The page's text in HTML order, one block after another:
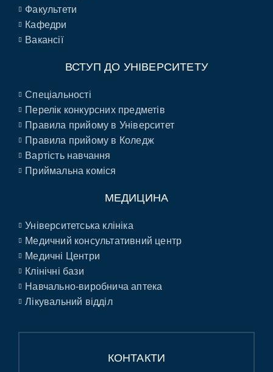
Факультети
Кафедри
Вакансії
ВСТУП ДО УНІВЕРСИТЕТУ
Спеціальності
Перелік конкурсних предметів
Правила прийому в Університет
Правила прийому в Коледж
Вартість навчання
Приймальна коміся
МЕДИЦИНА
Університетська клініка
Медичний консультативний центр
Медичні Центри
Клінічні бази
Навчально-виробнича аптека
Лікувальний відділ
КОНТАКТИ